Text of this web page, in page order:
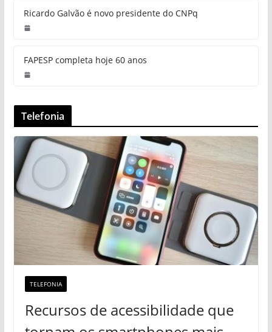
Ricardo Galvão é novo presidente do CNPq
FAPESP completa hoje 60 anos
Telefonia
TELEFONIA
Recursos de acessibilidade que